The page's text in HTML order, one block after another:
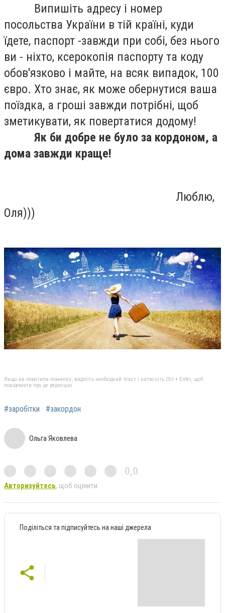
Випишіть адресу і номер
посольства України в тій країні, куди
їдете, паспорт -завжди при собі, без нього
ви - ніхто, ксерокопія паспорту та коду
обов'язково і майте, на всяк випадок, 100
євро. Хто знає, як може обернутися ваша
поїздка, а гроші завжди потрібні, щоб
зметикувати, як повертатися додому!
Як би добре не було за кордоном, а
дома завжди краще!
Люблю,
Оля)))
Якщо ви помітили помилку, виділіть необхідний текст і натисніть Ctrl + Enter, щоб
повідомити про це редакцію
#заробітки #закордон
Ольга Яковлева
0,0
Авторизуйтесь, щоб оцінити
Поділіться та підписуйтесь на наші джерела